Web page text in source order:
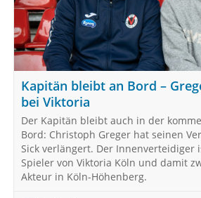
Kapitän bleibt an Bord –
bei Viktoria
Der Kapitän bleibt auch in der
Bord: Christoph Greger hat seinen
Sick verlängert. Der Innenverteidiger
Spieler von Viktoria Köln und damit
Akteur in Köln-Höhenberg.